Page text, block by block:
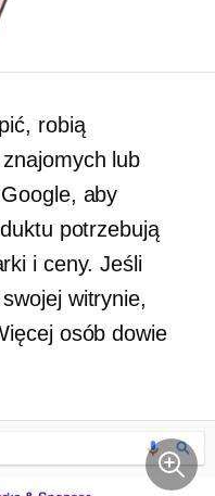
robią
lub
aby
potrzebują
i ceny. Jeśli
witrynie,
osób dowie